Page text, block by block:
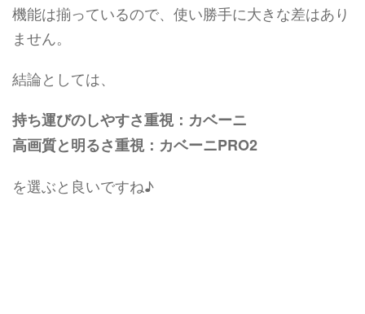
機能は揃っているので、使い勝手に大きな差はあり
ません。
結論としては、
持ち運びのしやすさ重視：カベーニ
高画質と明るさ重視：カベーニPRO2
を選ぶと良いですね♪